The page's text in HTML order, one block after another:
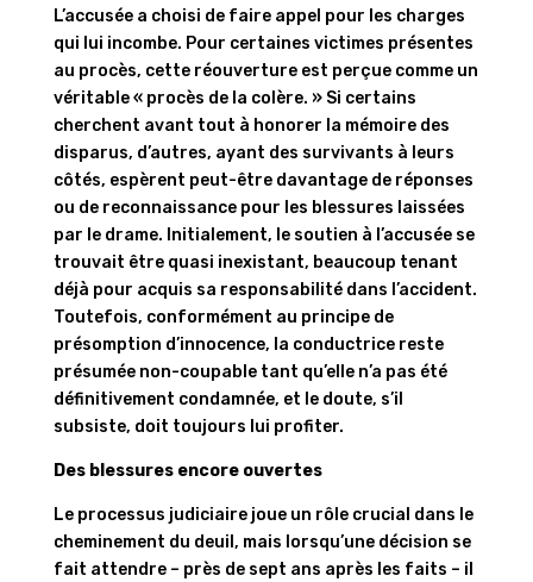
L’accusée a choisi de faire appel pour les charges
qui lui incombe. Pour certaines victimes présentes
au procès, cette réouverture est perçue comme un
véritable « procès de la colère. » Si certains
cherchent avant tout à honorer la mémoire des
disparus, d’autres, ayant des survivants à leurs
côtés, espèrent peut-être davantage de réponses
ou de reconnaissance pour les blessures laissées
par le drame. Initialement, le soutien à l’accusée se
trouvait être quasi inexistant, beaucoup tenant
déjà pour acquis sa responsabilité dans l’accident.
Toutefois, conformément au principe de
présomption d’innocence, la conductrice reste
présumée non-coupable tant qu’elle n’a pas été
définitivement condamnée, et le doute, s’il
subsiste, doit toujours lui profiter.
Des blessures encore ouvertes
Le processus judiciaire joue un rôle crucial dans le
cheminement du deuil, mais lorsqu’une décision se
fait attendre – près de sept ans après les faits – il